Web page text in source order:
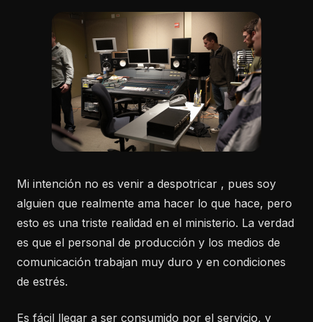
Mi intención no es venir a despotricar , pues soy
alguien que realmente ama hacer lo que hace, pero
esto es una triste realidad en el ministerio. La verdad
es que el personal de producción y los medios de
comunicación trabajan muy duro y en condiciones
de estrés.
Es fácil llegar a ser consumido por el servicio, y